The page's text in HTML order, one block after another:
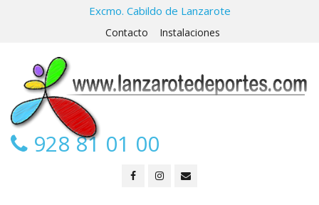
Excmo. Cabildo de Lanzarote
Contacto Instalaciones
928 81 01 00